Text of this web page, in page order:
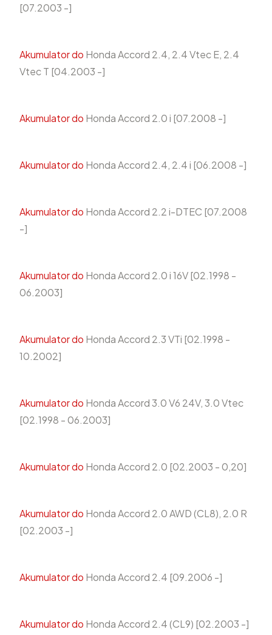
[07.2003 -]
Akumulator do Honda Accord 2.4, 2.4 Vtec E, 2.4
Vtec T [04.2003 -]
Akumulator do Honda Accord 2.0 i [07.2008 -]
Akumulator do Honda Accord 2.4, 2.4 i [06.2008 -]
Akumulator do Honda Accord 2.2 i-DTEC [07.2008
-]
Akumulator do Honda Accord 2.0 i 16V [02.1998 -
06.2003]
Akumulator do Honda Accord 2.3 VTi [02.1998 -
10.2002]
Akumulator do Honda Accord 3.0 V6 24V, 3.0 Vtec
[02.1998 - 06.2003]
Akumulator do Honda Accord 2.0 [02.2003 - 0,20]
Akumulator do Honda Accord 2.0 AWD (CL8), 2.0 R
[02.2003 -]
Akumulator do Honda Accord 2.4 [09.2006 -]
Akumulator do Honda Accord 2.4 (CL9) [02.2003 -]